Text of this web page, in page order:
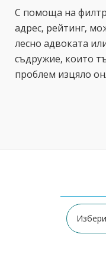
С помоща на
адрес, рейтинг,
лесно адвоката
съдружие, които
проблем изцяло